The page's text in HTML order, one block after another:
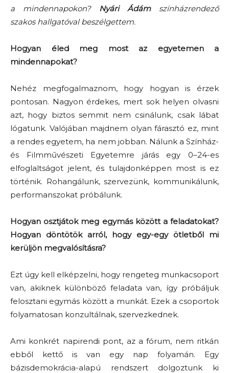
a mindennapokon? Nyári Ádámszínházrendező
szakos hallgatóval beszélgettem.
Hogyan éled meg most az egyetemen a
mindennapokat?
Nehéz megfogalmaznom, hogy hogyan is érzek
pontosan. Nagyon érdekes, mert sok helyen olvasni
azt, hogy biztos semmit nem csinálunk, csak lábat
lógatunk. Valójában majdnem olyan fárasztó ez, mint
a rendes egyetem, ha nem jobban. Nálunk a Színház-
és Filmművészeti Egyetemre járás egy 0–24-es
elfoglaltságot jelent, és tulajdonképpen most is ez
történik. Rohangálunk, szervezünk, kommunikálunk,
performanszokat próbálunk.
Hogyan osztjátok meg egymás között a feladatokat?
Hogyan döntötök arról, hogy egy-egy ötletből mi
kerüljön megvalósításra?
Ezt úgy kell elképzelni, hogy rengeteg munkacsoport
van, akiknek különböző feladata van, így próbáljuk
felosztani egymás között a munkát. Ezek a csoportok
folyamatosan konzultálnak, szervezkednek.
Ami konkrét napirendi pont, az a fórum, nem ritkán
ebből kettő is van egy nap folyamán. Egy
bázisdemokrácia-alapú rendszert dolgoztunk ki